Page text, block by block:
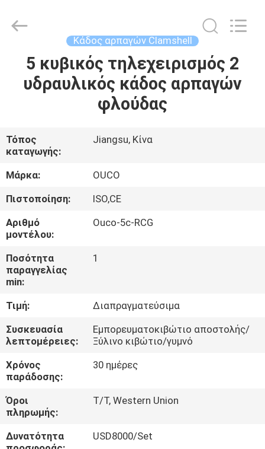
ΣΠΊΤΙ
ΒΊΝΤΕΟ
ΕΜΦΆΝΙΣΗ
VR
ΣΧΕΤΙΚΆ
ΜΕ
ΕΜΆΣ
ΕΠΙΣΚΈΨΕΙΣ
ΣΤΟ
ΕΡΓΟΣΤΆΣΙΟ
ΈΛΕΓΧΟΣ
ΠΟΙΌΤΗΤΑΣ
GROUP
Κάδος αρπαγών Clamshell
5 κυβικός τηλεχειρισμός 2
υδραυλικός κάδος αρπαγών
φλούδας
Τόπος
καταγωγής:
Jiangsu, Κίνα
Μάρκα:
OUCO
Πιστοποίηση:
ISO,CE
Αριθμό
μοντέλου:
Ouco-5c-RCG
Ποσότητα
παραγγελίας
min:
1
Τιμή:
Διαπραγματεύσιμα
Συσκευασία
λεπτομέρειες:
Εμπορευματοκιβώτιο αποστολής/
Ξύλινο κιβώτιο/γυμνό
Χρόνος
παράδοσης:
30 ημέρες
Όροι
πληρωμής:
T/T, Western Union
Δυνατότητα
USD8000/Set